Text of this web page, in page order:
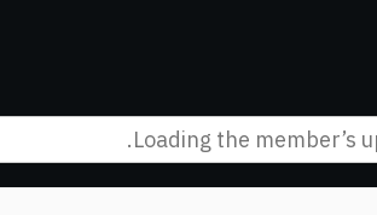
Loading the member’s